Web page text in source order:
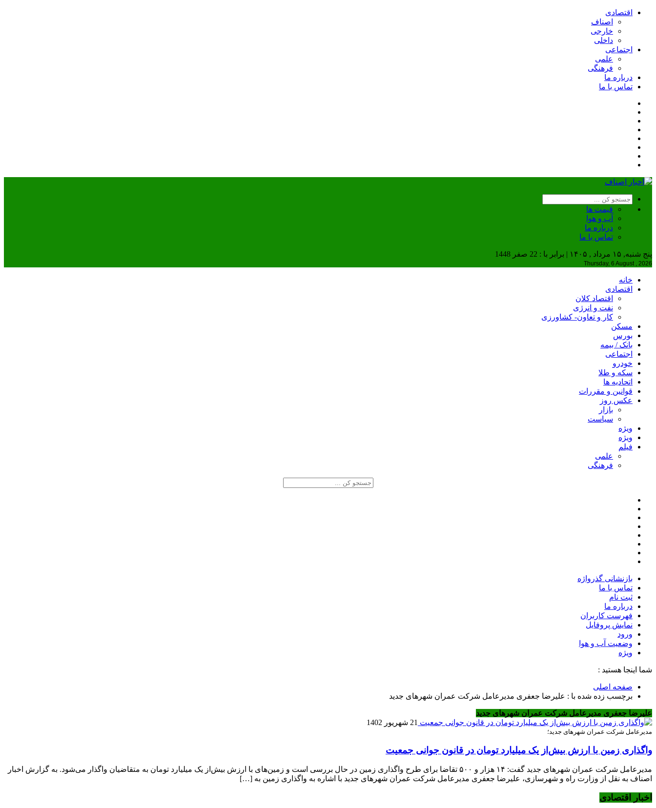
اقتصادی
اصناف
خارجی
داخلی
اجتماعی
علمی
فرهنگی
درباره ما
تماس با ما
قیمت ها
آب و هوا
درباره ما
تماس با ما
پنج شنبه, ۱۵ مرداد , ۱۴۰۵ | برابر با : 22 صفر 1448
Thursday, 6 August , 2026
خانه
اقتصادی
اقتصاد کلان
نفت و انرژی
کار و تعاون- کشاورزی
مسکن
بورس
بانک / بیمه
اجتماعی
خودرو
سکه و طلا
اتحادیه ها
قوانین و مقررات
عکس روز
بازار
سیاست
ویژه
ویژه
فیلم
علمی
فرهنگی
بازنشانی گذرواژه
تماس با ما
ثبت نام
درباره ما
فهرست کاربران
نمایش پروفایل
ورود
وضعیت آب و هوا
ویژه
شما اینجا هستید :
صفحه اصلی
برچسب زده شده با : علیرضا جعفری مدیرعامل شرکت عمران شهرهای جدید
علیرضا جعفری مدیرعامل شرکت عمران شهرهای جدید
21 شهریور 1402
مدیرعامل شرکت عمران شهرهای جدید؛
واگذاری زمین با ارزش بیش‌از یک میلیارد تومان در قانون جوانی جمعیت
مدیرعامل شرکت عمران شهرهای جدید گفت: ۱۴ هزار و ۵۰۰ تقاضا برای طرح واگذاری زمین در حال بررسی است و زمین‌های با ارزش بیش‌از یک میلیارد تومان به متقاضیان واگذار می‌شود. به گزارش اخبار
اصناف به نقل از وزارت راه و شهرسازی، علیرضا جعفری مدیرعامل شرکت عمران شهرهای جدید با اشاره به واگذاری زمین به […]
اخبار اقتصادی